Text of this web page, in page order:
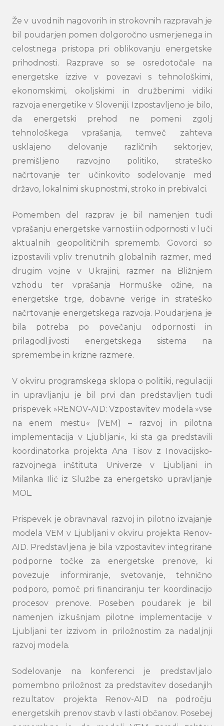
Search
Že v uvodnih nagovorih in strokovnih razpravah je
bil poudarjen pomen dolgoročno usmerjenega in
celostnega pristopa pri oblikovanju energetske
prihodnosti. Razprave so se osredotočale na
energetske izzive v povezavi s tehnološkimi,
ekonomskimi, okoljskimi in družbenimi vidiki
razvoja energetike v Sloveniji. Izpostavljeno je bilo,
da energetski prehod ne pomeni zgolj
tehnološkega vprašanja, temveč zahteva
usklajeno delovanje različnih sektorjev,
premišljeno razvojno politiko, strateško
načrtovanje ter učinkovito sodelovanje med
državo, lokalnimi skupnostmi, stroko in prebivalci.
Pomemben del razprav je bil namenjen tudi
vprašanju energetske varnosti in odpornosti v luči
aktualnih geopolitičnih sprememb. Govorci so
izpostavili vpliv trenutnih globalnih razmer, med
drugim vojne v Ukrajini, razmer na Bližnjem
vzhodu ter vprašanja Hormuške ožine, na
energetske trge, dobavne verige in strateško
načrtovanje energetskega razvoja. Poudarjena je
bila potreba po povečanju odpornosti in
prilagodljivosti energetskega sistema na
spremembe in krizne razmere.
V okviru programskega sklopa o politiki, regulaciji
in upravljanju je bil prvi dan predstavljen tudi
prispevek »RENOV-AID: Vzpostavitev modela »vse
na enem mestu« (VEM) – razvoj in pilotna
implementacija v Ljubljani«, ki sta ga predstavili
koordinatorka projekta Ana Tisov z Inovacijsko-
razvojnega inštituta Univerze v Ljubljani in
Milanka Ilić iz Službe za energetsko upravljanje
MOL.
Prispevek je obravnaval razvoj in pilotno izvajanje
modela VEM v Ljubljani v okviru projekta Renov-
AID. Predstavljena je bila vzpostavitev integrirane
podporne točke za energetske prenove, ki
povezuje informiranje, svetovanje, tehnično
podporo, pomoč pri financiranju ter koordinacijo
procesov prenove. Poseben poudarek je bil
namenjen izkušnjam pilotne implementacije v
Ljubljani ter izzivom in priložnostim za nadaljnji
razvoj modela.
Sodelovanje na konferenci je predstavljalo
pomembno priložnost za predstavitev dosedanjih
rezultatov projekta Renov-AID na področju
energetskih prenov stavb v lasti občanov. Posebej